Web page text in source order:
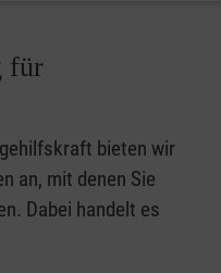
für
bieten wir
an, mit denen Sie
Dabei handelt es